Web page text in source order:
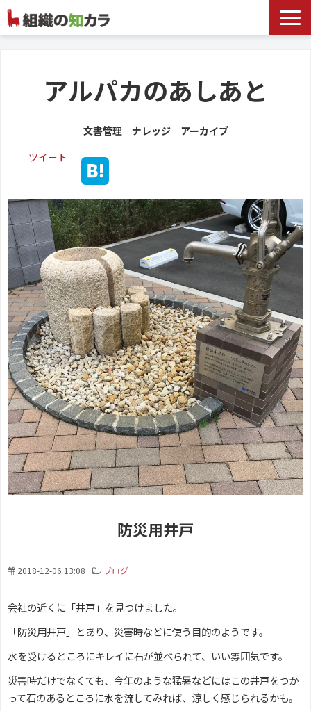
お役立ち記事
記事カテゴリ一覧
お客様事例
アルパカのあしあと
文書管理 ナレッジ アーカイブ
ツイート
防災用井戸
2018-12-06 13:08 ブログ
会社の近くに「井戸」を見つけました。
「防災用井戸」とあり、災害時などに使う目的のようです。
水を受けるところにキレイに石が並べられて、いい雰囲気です。
災害時だけでなくても、今年のような猛暑などにはこの井戸をつか
って石のあるところに水を流してみれば、涼しく感じられるかも。